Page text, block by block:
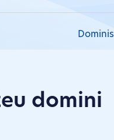
Dominis
domini